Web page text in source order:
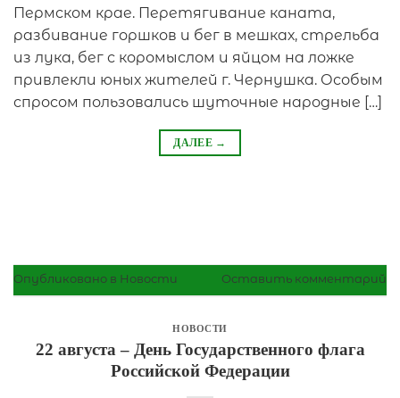
Пермском крае. Перетягивание каната,
разбивание горшков и бег в мешках, стрельба
из лука, бег с коромыслом и яйцом на ложке
привлекли юных жителей г. Чернушка. Особым
спросом пользовались шуточные народные […]
ДАЛЕЕ →
Опубликовано в Новости Оставить комментарий
НОВОСТИ
22 августа – День Государственного флага
Российской Федерации